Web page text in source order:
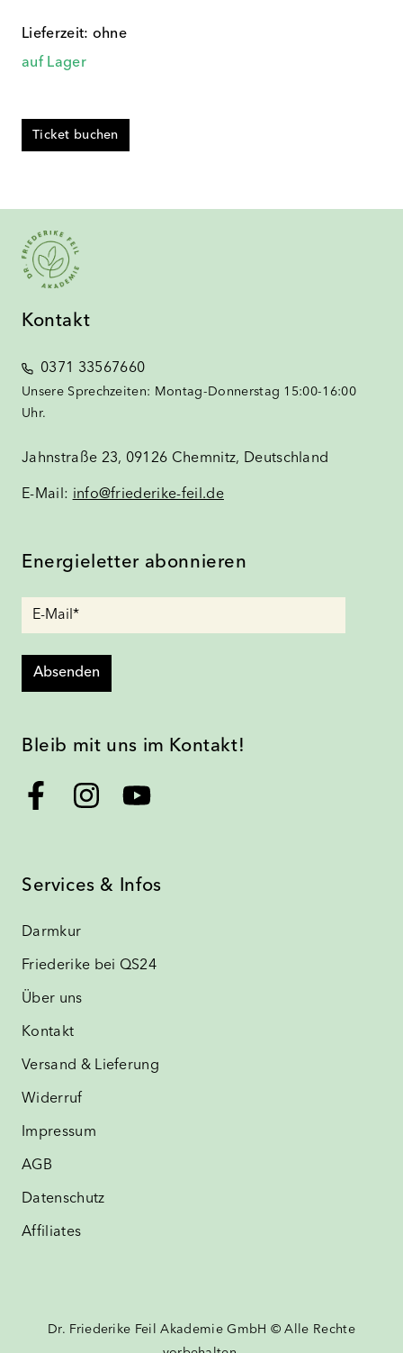
Lieferzeit: ohne
auf Lager
Ticket buchen
Kontakt
0371 33567660
Unsere Sprechzeiten: Montag-Donnerstag 15:00-16:00
Uhr.
Jahnstraße 23, 09126 Chemnitz, Deutschland
E-Mail: info@friederike-feil.de
Energieletter abonnieren
Absenden
Bleib mit uns im Kontakt!
Services & Infos
Darmkur
Friederike bei QS24
Über uns
Kontakt
Versand & Lieferung
Widerruf
Impressum
AGB
Datenschutz
Affiliates
Dr. Friederike Feil Akademie GmbH © Alle Rechte